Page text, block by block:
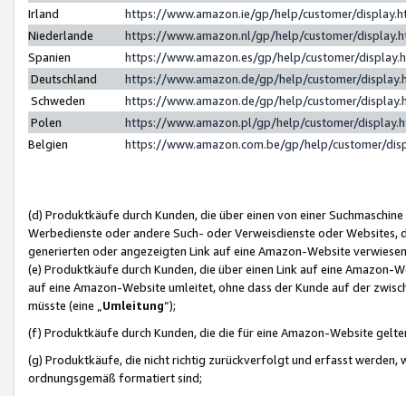
Irland
https://www.amazon.ie/gp/help/customer/
Niederlande
https://www.amazon.nl/gp/help/customer/
Spanien
https://www.amazon.es/gp/help/customer/
Deutschland
https://www.amazon.de/gp/help/customer/
Schweden
https://www.amazon.de/gp/help/customer/
Polen
https://www.amazon.pl/gp/help/customer/
Belgien
https://www.amazon.com.be/gp/help/customer/
(d) Produktkäufe durch Kunden, die über einen von einer
Werbedienste oder andere Such- oder Verweisdienste oder Websites,
generierten oder angezeigten Link auf eine Amazon-Website
(e) Produktkäufe durch Kunden, die über einen Link auf eine
auf eine Amazon-Website umleitet, ohne dass der Kunde auf der
müsste (eine „ Umleitung“);
(f) Produktkäufe durch Kunden, die die für eine Amazon-Website
(g) Produktkäufe, die nicht richtig zurückverfolgt und erfasst werden,
ordnungsgemäß formatiert sind;